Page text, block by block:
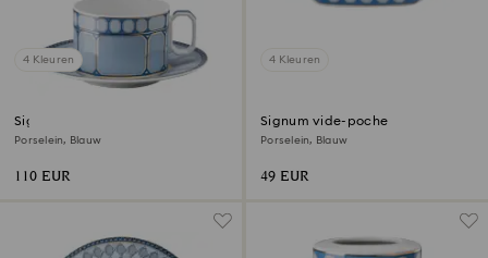
4 Kleuren
Signum theekopje met schotel
Porselein, Blauw
110 EUR
4 Kleuren
Signum vide-poche
Porselein, Blauw
49 EUR